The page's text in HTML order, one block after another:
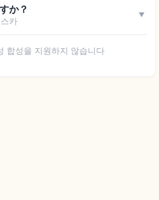
か？
카
▼
합성을 지원하지 않습니다